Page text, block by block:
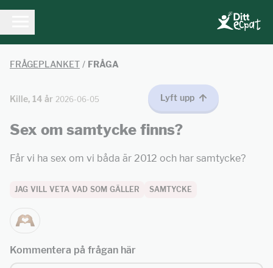
FRÅGEPLANKET / FRÅGA
Kille, 14 år 2026-06-05 Lyft upp
Sex om samtycke finns?
Får vi ha sex om vi båda är 2012 och har samtycke?
JAG VILL VETA VAD SOM GÄLLER SAMTYCKE
Kommentera på frågan här